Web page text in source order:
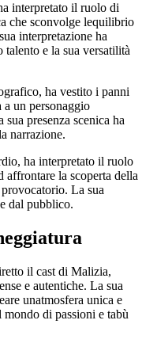
interpretato il ruolo di
che sconvolge lequilibrio
interpretazione ha
e la sua versatilità
ha vestito i panni
un personaggio
presenza scenica ha
narrazione.
ha interpretato il ruolo
la scoperta della
La sua
dal pubblico.
il cast di Malizia,
e autentiche. La sua
unatmosfera unica e
di passioni e tabù